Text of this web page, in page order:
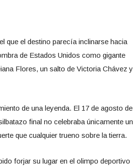
que el destino parecía inclinarse hacia
de Estados Unidos como gigante
Flores, un salto de Victoria Chávez y
de una leyenda. El 17 de agosto de
final no celebraba únicamente un
que cualquier trueno sobre la tierra.
forjar su lugar en el olimpo deportivo